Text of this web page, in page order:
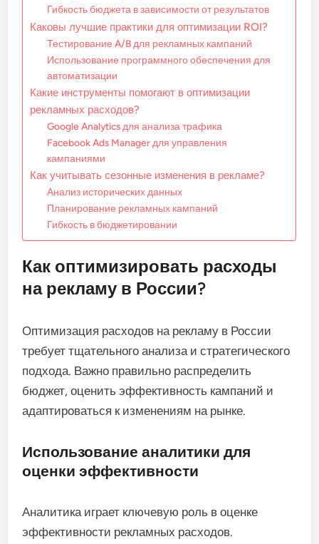
Гибкость бюджета в зависимости от результатов
Каковы лучшие практики для оптимизации ROI?
Тестирование A/B для рекламных кампаний
Использование программного обеспечения для
автоматизации
Какие инструменты помогают в оптимизации
рекламных расходов?
Google Analytics для анализа трафика
Facebook Ads Manager для управления
кампаниями
Как учитывать сезонные изменения в рекламе?
Анализ исторических данных
Планирование рекламных кампаний
Гибкость в бюджетировании
Как оптимизировать расходы
на рекламу в России?
Оптимизация расходов на рекламу в России
требует тщательного анализа и стратегического
подхода. Важно правильно распределить
бюджет, оценить эффективность кампаний и
адаптироваться к изменениям на рынке.
Использование аналитики для
оценки эффективности
Аналитика играет ключевую роль в оценке
эффективности рекламных расходов.